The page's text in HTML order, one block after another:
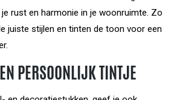
rust en harmonie in je woonruimte. Zo
juiste stijlen en tinten de toon voor een
PERSOONLIJK TINTJE